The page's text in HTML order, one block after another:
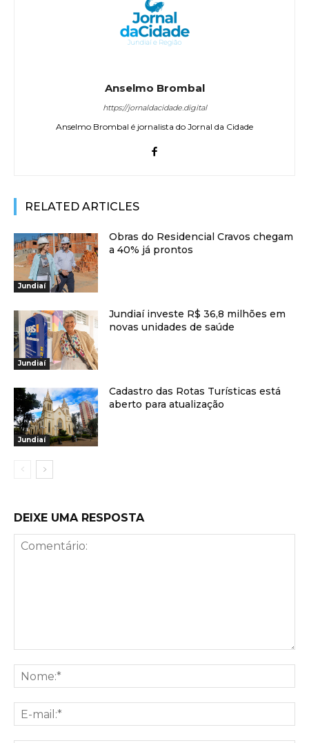
Anselmo Brombal
https://jornaldacidade.digital
Anselmo Brombal é jornalista do Jornal da Cidade
RELATED ARTICLES
Jundiaí
Obras do Residencial Cravos chegam
a 40% já prontos
Jundiaí
Jundiaí investe R$ 36,8 milhões em
novas unidades de saúde
Jundiaí
Cadastro das Rotas Turísticas está
aberto para atualização
DEIXE UMA RESPOSTA